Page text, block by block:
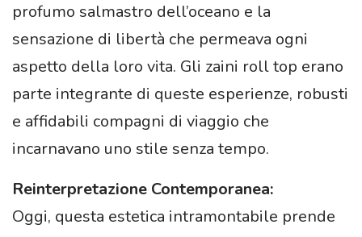
profumo salmastro dell’oceano e la
sensazione di libertà che permeava ogni
aspetto della loro vita. Gli zaini roll top erano
parte integrante di queste esperienze, robusti
e affidabili compagni di viaggio che
incarnavano uno stile senza tempo.
Reinterpretazione Contemporanea:
Oggi, questa estetica intramontabile prende